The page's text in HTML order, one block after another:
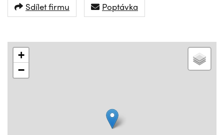
Sdílet firmu Poptávka
+
−